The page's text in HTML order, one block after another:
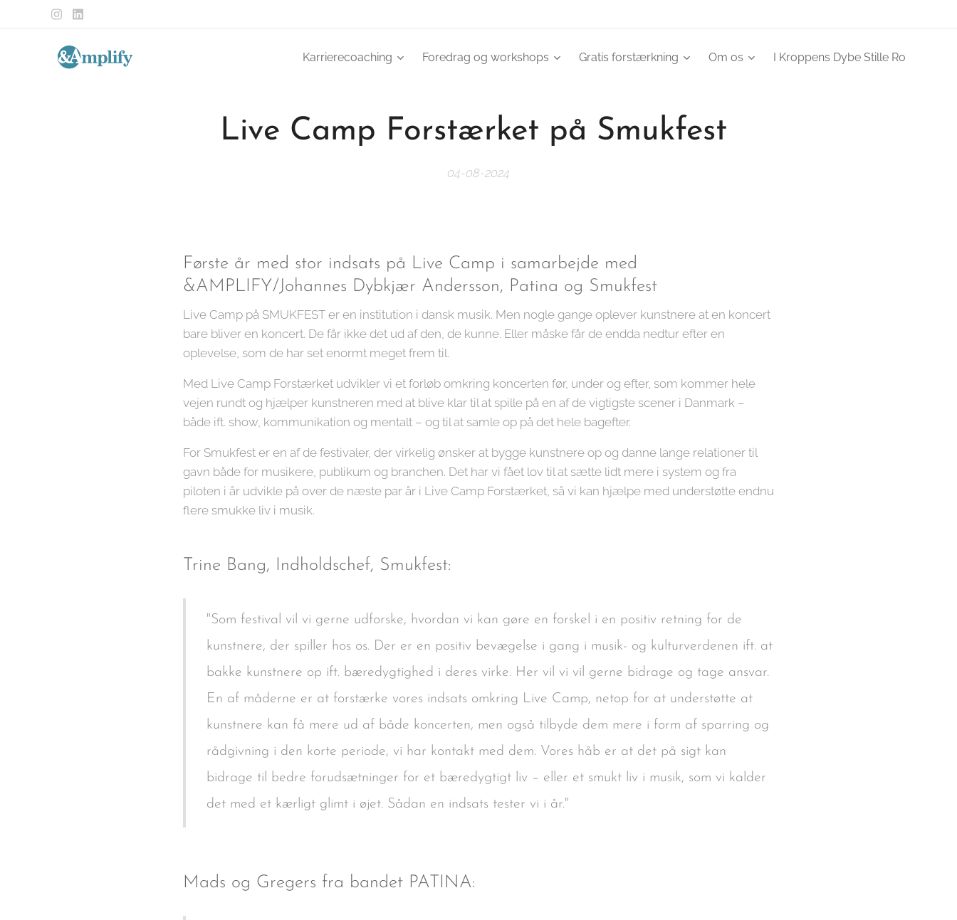
Karrierecoaching Foredrag og workshops Gratis forstærkning Om os I Kroppens Dybe Stille Ro
Live Camp Forstærket på Smukfest
04-08-2024
Første år med stor indsats på Live Camp i samarbejde med
&AMPLIFY/Johannes Dybkjær Andersson, Patina og Smukfest
Live Camp på SMUKFEST er en institution i dansk musik. Men nogle gange oplever kunstnere at en koncert
bare bliver en koncert. De får ikke det ud af den, de kunne. Eller måske får de endda nedtur efter en
oplevelse, som de har set enormt meget frem til.
Med Live Camp Forstærket udvikler vi et forløb omkring koncerten før, under og efter, som kommer hele
vejen rundt og hjælper kunstneren med at blive klar til at spille på en af de vigtigste scener i Danmark –
både ift. show, kommunikation og mentalt – og til at samle op på det hele bagefter.
For Smukfest er en af de festivaler, der virkelig ønsker at bygge kunstnere op og danne lange relationer til
gavn både for musikere, publikum og branchen. Det har vi fået lov til at sætte lidt mere i system og fra
piloten i år udvikle på over de næste par år i Live Camp Forstærket, så vi kan hjælpe med understøtte endnu
flere smukke liv i musik.
Trine Bang, Indholdschef, Smukfest:
"Som festival vil vi gerne udforske, hvordan vi kan gøre en forskel i en positiv retning for de
kunstnere, der spiller hos os. Der er en positiv bevægelse i gang i musik- og kulturverdenen ift. at
bakke kunstnere op ift. bæredygtighed i deres virke. Her vil vi vil gerne bidrage og tage ansvar.
En af måderne er at forstærke vores indsats omkring Live Camp, netop for at understøtte at
kunstnere kan få mere ud af både koncerten, men også tilbyde dem mere i form af sparring og
rådgivning i den korte periode, vi har kontakt med dem. Vores håb er at det på sigt kan
bidrage til bedre forudsætninger for et bæredygtigt liv – eller et smukt liv i musik, som vi kalder
det med et kærligt glimt i øjet. Sådan en indsats tester vi i år."
Mads og Gregers fra bandet PATINA: